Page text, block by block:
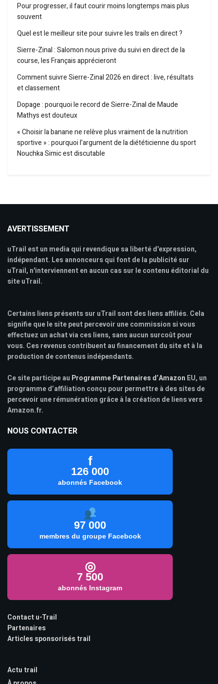
Pour progresser, il faut courir moins longtemps mais plus
souvent
Quel est le meilleur site pour suivre les trails en direct ?
Sierre-Zinal : Salomon nous prive du suivi en direct de la
course, les Français apprécieront
Comment suivre Sierre-Zinal 2026 en direct : live, résultats
et classement
Dopage : pourquoi le record de Sierre-Zinal de Maude
Mathys est douteux
« Choisir la banane ne relève plus vraiment de la nutrition
sportive » : pourquoi l’argument de la diététicienne du sport
Nouchka Simic est discutable
AVERTISSEMENT
uTrail est un media qui revendique sa liberté d'expression,
indépendant. Les annonceurs qui font de la publicité sur
uTrail, n'interviennent en aucun cas sur le contenu éditorial du
site uTrail.
Certains liens présents sur uTrail sont des liens affiliés. Cela
signifie que le site peut percevoir une commission si vous
effectuez un achat via ces liens, sans aucun surcoût pour
vous. Ces revenus contribuent au financement du site et à la
production de contenus indépendants.
Ce site participe au Programme Partenaires d’Amazon EU, un
programme d’affiliation conçu pour permettre à des sites de
percevoir une rémunération grâce à la création de liens vers
Amazon.fr.
NOUS CONTACTER
f
126 000
abonnés Facebook
97 000
membres du groupe Facebook
◎
7 500
abonnés Instagram
Contact u-Trail
Partenaires
Articles sponsorisés trail
Actu trail